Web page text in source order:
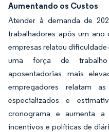
Aumentando os Custos
Atender à demanda de
trabalhadores após um
empresas relatou
uma força de trabalho
aposentadorias mais
empregadores relatam
especializados e
cronograma e aumenta a
incentivos e políticas de